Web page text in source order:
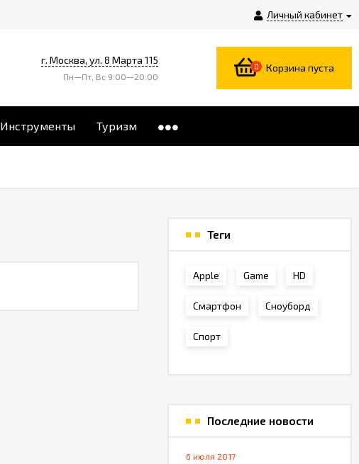
Личный кабинет
г. Москва, ул. 8 Марта 115
Пн—Пт, Вс 9:00—20:00
0 Корзина пуста
Инструменты Туризм
Теги
Apple Game HD
Смартфон Сноуборд
Спорт
Последние новости
6 июля 2017